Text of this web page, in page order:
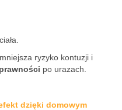
ryzyko kontuzji i
po urazach.
dzięki domowym